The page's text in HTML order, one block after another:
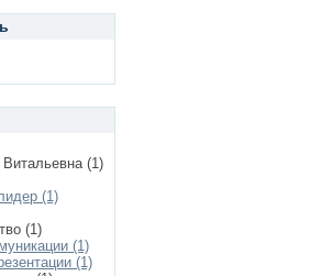
(1)
(1)
(1)
(1)
(1)